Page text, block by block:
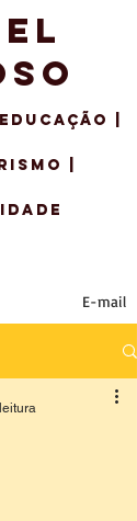
|
|
E-mail